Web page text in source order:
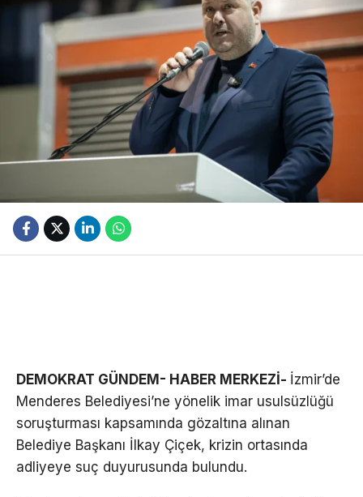
DEMOKRAT GÜNDEM- HABER MERKEZİ- İzmir’de
Menderes Belediyesi’ne yönelik imar usulsüzlüğü
soruşturması kapsamında gözaltına alınan
Belediye Başkanı İlkay Çiçek, krizin ortasında
adliyeye suç duyurusunda bulundu.